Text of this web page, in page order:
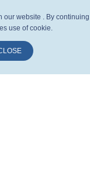
our website . By continuing
use of cookie.